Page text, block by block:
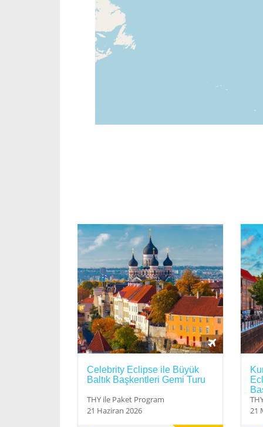
Celebrity Eclipse ile Büyük
Baltık Başkentleri Gemi Turu
THY ile Paket Program
21 Haziran 2026
21